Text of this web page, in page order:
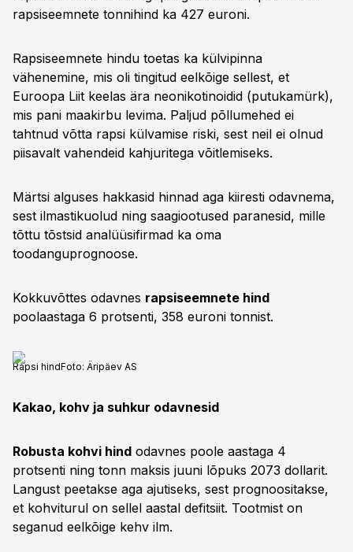
rapsiseemnete tonnihind ka 427 euroni.
Rapsiseemnete hindu toetas ka külvipinna
vähenemine, mis oli tingitud eelkõige sellest, et
Euroopa Liit keelas ära neonikotinoidid (putukamürk),
mis pani maakirbu levima. Paljud põllumehed ei
tahtnud võtta rapsi külvamise riski, sest neil ei olnud
piisavalt vahendeid kahjuritega võitlemiseks.
Märtsi alguses hakkasid hinnad aga kiiresti odavnema,
sest ilmastikuolud ning saagiootused paranesid, mille
tõttu tõstsid analüüsifirmad ka oma
toodanguprognoose.
Kokkuvõttes odavnes rapsiseemnete hind
poolaastaga 6 protsenti, 358 euroni tonnist.
Rapsi hindFoto: Äripäev AS
Kakao, kohv ja suhkur odavnesid
Robusta kohvi hind odavnes poole aastaga 4
protsenti ning tonn maksis juuni lõpuks 2073 dollarit.
Langust peetakse aga ajutiseks, sest prognoositakse,
et kohviturul on sellel aastal defitsiit. Tootmist on
seganud eelkõige kehv ilm.